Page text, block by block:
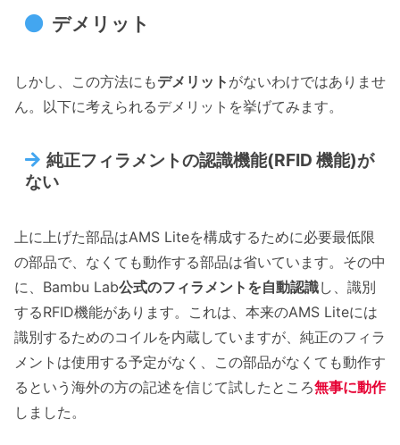
デメリット
しかし、この方法にもデメリット がないわけではありませ
ん。以下に考えられるデメリットを挙げてみます。
純正フィラメントの認識機能(RFID 機能)が
ない
上に上げた部品はAMS Liteを構成するために必要最低限
の部品で、なくても動作する部品は省いています。その中
に、Bambu Lab公式のフィラメントを自動認識し、識別
するRFID機能があります。これは、本来のAMS Liteには
識別するためのコイルを内蔵していますが、純正のフィラ
メントは使用する予定がなく、この部品がなくても動作す
るという海外の方の記述を信じて試したところ無事に動作
しました。